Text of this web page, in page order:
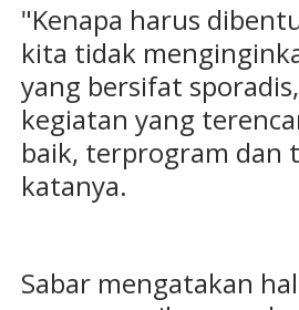
"Kenapa harus
kita tidak
yang bersifat
kegiatan yang
baik, terprogram dan
katanya.
Sabar mengatakan